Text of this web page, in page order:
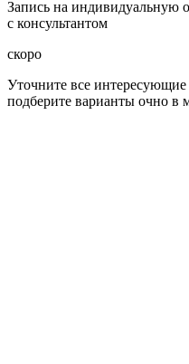
Запись на индивидуальную
с консультантом
скоро
Уточните все
подберите варианты очно в